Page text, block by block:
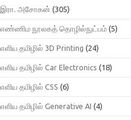
இரா. அசோகன் (305)
எண்ணிம நூலகத் தொழில்நுட்பம் (5)
எளிய தமிழில் 3D Printing (24)
எளிய தமிழில் Car Electronics (18)
எளிய தமிழில் CSS (6)
எளிய தமிழில் Generative AI (4)